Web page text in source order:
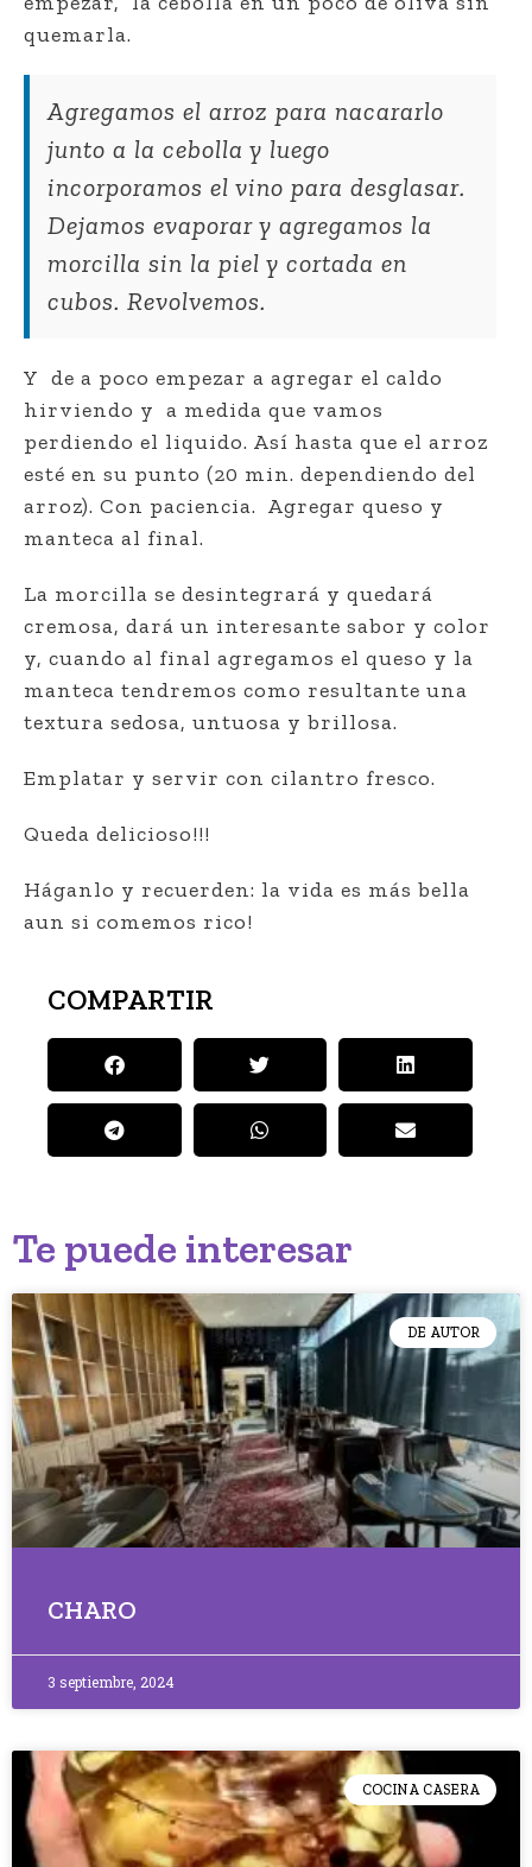
quemarla.
Agregamos el arroz para nacararlo
junto a la cebolla y luego
incorporamos el vino para desglasar.
Dejamos evaporar y agregamos la
morcilla sin la piel y cortada en
cubos. Revolvemos.
Y de a poco empezar a agregar el caldo
hirviendo y a medida que vamos
perdiendo el liquido. Así hasta que el arroz
esté en su punto (20 min. dependiendo del
arroz). Con paciencia. Agregar queso y
manteca al final.
La morcilla se desintegrará y quedará
cremosa, dará un interesante sabor y color
y, cuando al final agregamos el queso y la
manteca tendremos como resultante una
textura sedosa, untuosa y brillosa.
Emplatar y servir con cilantro fresco.
Queda delicioso!!!
Háganlo y recuerden: la vida es más bella
aun si comemos rico!
COMPARTIR
Te puede interesar
DE AUTOR
CHARO
3 septiembre, 2024
COCINA CASERA